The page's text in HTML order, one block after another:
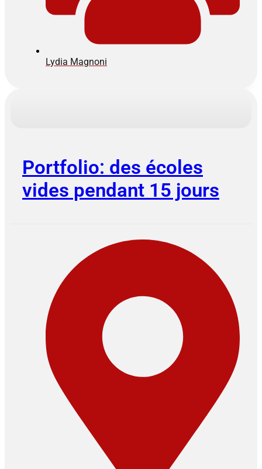
Lydia Magnoni
Portfolio: des écoles
vides pendant 15 jours